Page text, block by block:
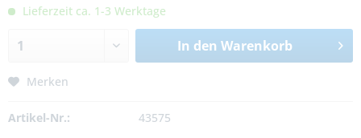
Lieferzeit ca. 1-3 Werktage
In den Warenkorb
Merken
Artikel-Nr.: 43575